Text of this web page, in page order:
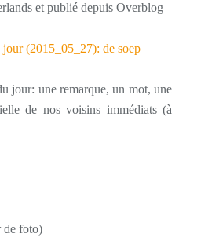
et publié depuis Overblog
jour: une remarque, un mot, une
de nos voisins immédiats (à
de foto)